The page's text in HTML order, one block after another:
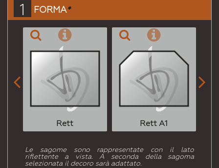
1 FORMA*
Rett Rett A1
 
Le sagome sono rappresentate con il lato
riflettente a vista. A seconda della sagoma
selezionata il decoro sarà adattato.